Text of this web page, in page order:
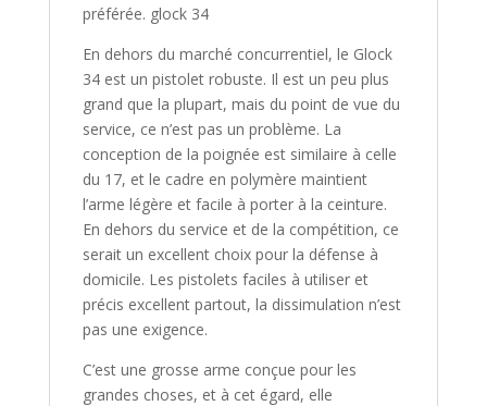
préférée. glock 34
En dehors du marché concurrentiel, le Glock
34 est un pistolet robuste. Il est un peu plus
grand que la plupart, mais du point de vue du
service, ce n’est pas un problème. La
conception de la poignée est similaire à celle
du 17, et le cadre en polymère maintient
l’arme légère et facile à porter à la ceinture.
En dehors du service et de la compétition, ce
serait un excellent choix pour la défense à
domicile. Les pistolets faciles à utiliser et
précis excellent partout, la dissimulation n’est
pas une exigence.
C’est une grosse arme conçue pour les
grandes choses, et à cet égard, elle